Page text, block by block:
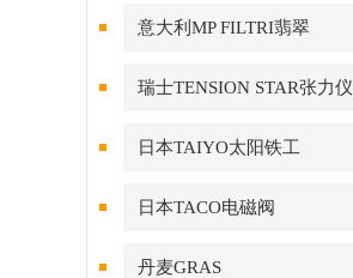
意大利MP FILTRI翡翠
瑞士TENSION STAR张力仪
日本TAIYO太阳铁工
日本TACO电磁阀
丹麦GRAS